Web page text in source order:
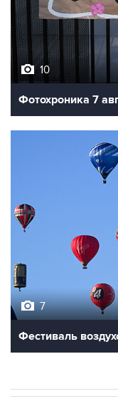
10
Фотохроника 7
7
Фестиваль